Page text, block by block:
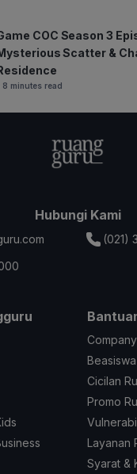
COC Season 3
Scatter &
8 minutes read
Hubungi Kami
(021)
Cicilan
Promo
Layanan
Syarat &